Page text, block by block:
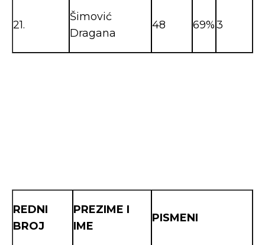
21.
Šimović
Dragana
48 69%3
REDNI
BROJ
PREZIME I
IME
PISMENI